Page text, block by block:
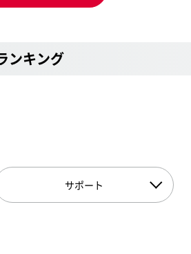
ンキング
サポート